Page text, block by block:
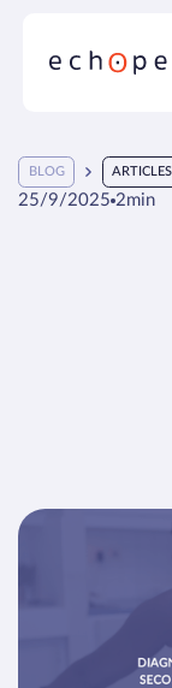
BLOG ARTICLES
25/9/2025 2min
Cas